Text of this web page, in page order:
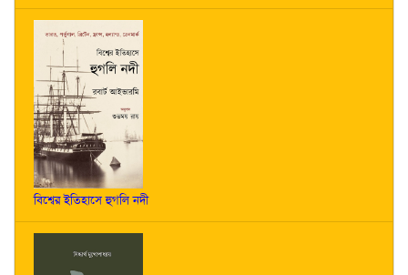
বিশ্বের ইতিহাসে হুগলি নদী